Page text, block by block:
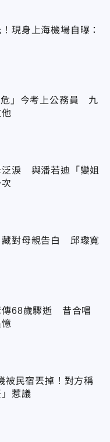
現身上海機場自曝：
危」今考上公務員 九
泛淚 與潘若迪「變姐
藏對母親告白 邱瓈寬
傳68歲驟逝 昔合唱
被民宿丟掉！對方稱
」惹議